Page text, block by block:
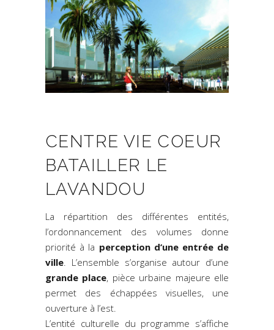
CENTRE VIE COEUR
BATAILLER LE
LAVANDOU
La répartition des différentes entités,
l’ordonnancement des volumes donne
priorité à la perception d’une entrée de
ville . L’ensemble s’organise autour d’une
grande place, pièce urbaine majeure elle
permet des échappées visuelles, une
ouverture à l’est.
L’entité culturelle du programme s’affiche